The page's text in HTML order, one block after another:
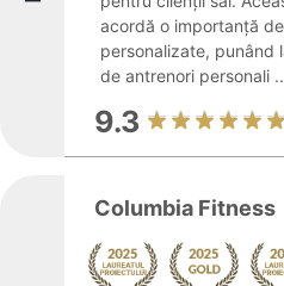
acordă o importanță
personalizate, punând
de antrenori personali
9.3
Columbia Fitness